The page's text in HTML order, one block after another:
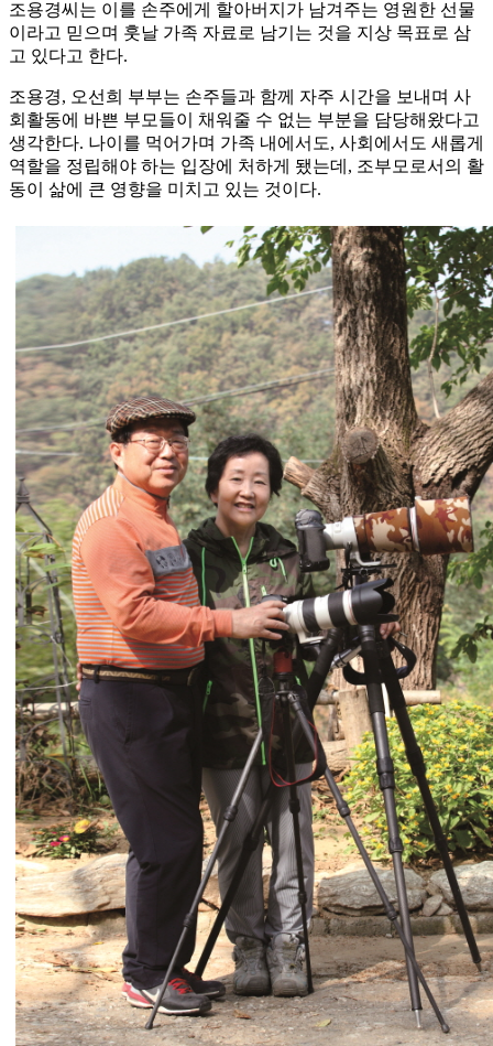
조용경씨는 이를 손주에게 할아버지가 남겨주는 영원한 선물
이라고 믿으며 훗날 가족 자료로 남기는 것을 지상 목표로 삼
고 있다고 한다.
조용경, 오선희 부부는 손주들과 함께 자주 시간을 보내며 사
회활동에 바쁜 부모들이 채워줄 수 없는 부분을 담당해왔다고
생각한다. 나이를 먹어가며 가족 내에서도, 사회에서도 새롭게
역할을 정립해야 하는 입장에 처하게 됐는데, 조부모로서의 활
동이 삶에 큰 영향을 미치고 있는 것이다.